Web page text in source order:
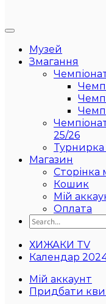
Музей
Змагання
25/26
Турнирка
Магазин
Сторінка
Кошик
Мій
Оплата
ХИЖАКИ TV
Календар
Мій аккаунт
Придбати